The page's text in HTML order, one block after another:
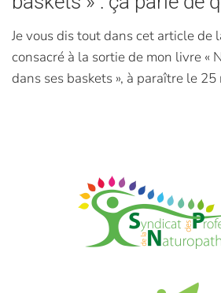
Je vous dis tout dans cet article de
consacré à la sortie de mon livre «
dans ses baskets », à paraître le